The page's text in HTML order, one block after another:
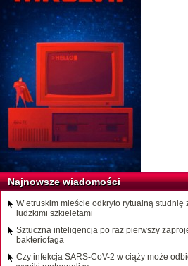
Najnowsze wiadomości
W etruskim mieście odkryto rytualną studnię
ludzkimi szkieletami
Sztuczna inteligencja po raz pierwszy
bakteriofaga
Czy infekcja SARS-CoV-2 w ciąży może